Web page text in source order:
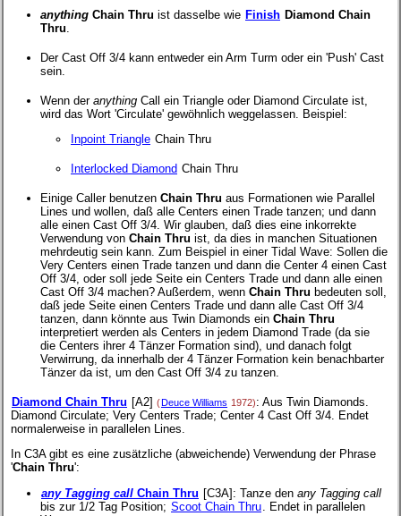
anything Chain Thru ist dasselbe wie Finish Diamond Chain
Thru
Der Cast Off 3/4 kann entweder ein Arm Turm oder ein 'Push' Cast
sein.
Wenn der anything Call ein Triangle oder Diamond Circulate ist,
wird das Wort 'Circulate' gewöhnlich weggelassen. Beispiel:
Inpoint Triangle Chain Thru
Interlocked Diamond Chain Thru
Einige Caller benutzen Chain Thru aus Formationen wie Parallel
Lines und wollen, daß alle Centers einen Trade tanzen; und dann
alle einen Cast Off 3/4. Wir glauben, daß dies eine inkorrekte
Verwendung von Chain Thru ist, da dies in manchen Situationen
mehrdeutig sein kann. Zum Beispiel in einer Tidal Wave: Sollen die
Very Centers einen Trade tanzen und dann die Center 4 einen Cast
Off 3/4, oder soll jede Seite ein Centers Trade und dann alle einen
Cast Off 3/4 machen? Außerdem, wenn Chain Thru bedeuten soll,
daß jede Seite einen Centers Trade und dann alle Cast Off 3/4
tanzen, dann könnte aus Twin Diamonds ein Chain Thru
interpretiert werden als Centers in jedem Diamond Trade (da sie
die Centers ihrer 4 Tänzer Formation sind), und danach folgt
Verwirrung, da innerhalb der 4 Tänzer Formation kein benachbarter
Tänzer da ist, um den Cast Off 3/4 zu tanzen.
Diamond Chain Thru [A2] (Deuce Williams 1972): Aus Twin Diamonds.
Diamond Circulate; Very Centers Trade; Center 4 Cast Off 3/4. Endet
normalerweise in parallelen Lines.
In C3A gibt es eine zusätzliche (abweichende) Verwendung der Phrase
'Chain Thru':
any Tagging call Chain Thru [C3A]: Tanze den any Tagging call
bis zur 1/2 Tag Position; Scoot Chain Thru . Endet in parallelen